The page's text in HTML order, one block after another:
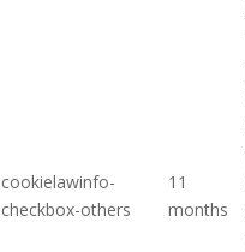
cookielawinfo-
checkbox-others
11
months